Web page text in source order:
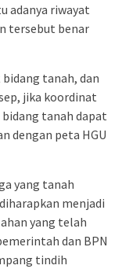
adanya riwayat
tersebut benar
tanah, dan
jika koordinat
tanah dapat
dengan peta HGU
yang tanah
menjadi
yang telah
dan BPN
tindih